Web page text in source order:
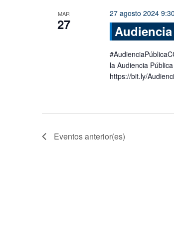
MAR
27
27 agosto 2024
la Audiencia
https://bit.ly/
Eventosanterior(es)